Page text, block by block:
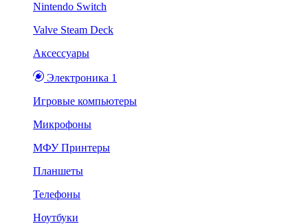
Nintendo Switch
Valve Steam Deck
Аксессуары
Электроника 1
Игровые компьютеры
Микрофоны
МФУ Принтеры
Планшеты
Телефоны
Ноутбуки